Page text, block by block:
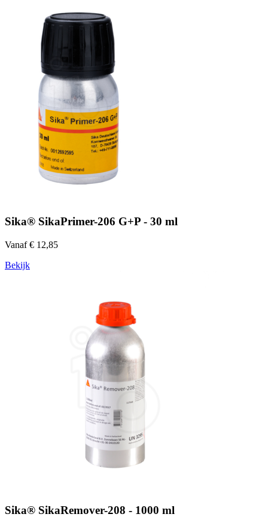
Sika® SikaPrimer-206 G+P - 30 ml
Vanaf € 12,85
Bekijk
Sika® SikaRemover-208 - 1000 ml